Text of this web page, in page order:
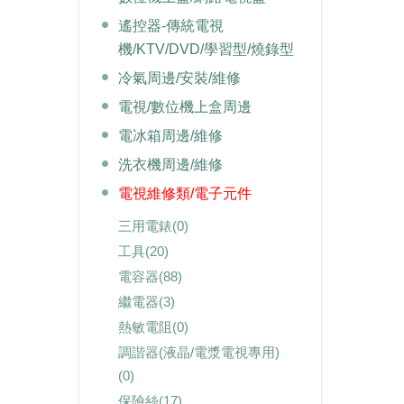
遙控器-傳統電視
機/KTV/DVD/學習型/燒錄型
冷氣周邊/安裝/維修
電視/數位機上盒周邊
電冰箱周邊/維修
洗衣機周邊/維修
電視維修類/電子元件
三用電錶(0)
工具(20)
電容器(88)
繼電器(3)
熱敏電阻(0)
調諧器(液晶/電漿電視專用)
(0)
保險絲(17)